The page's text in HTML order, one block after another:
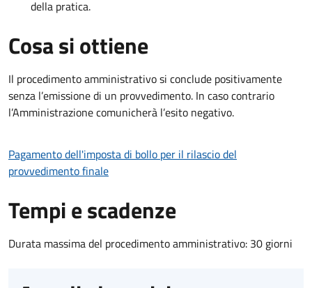
della pratica.
Cosa si ottiene
Il procedimento amministrativo si conclude positivamente
senza l’emissione di un provvedimento. In caso contrario
l’Amministrazione comunicherà l’esito negativo.
Pagamento dell'imposta di bollo per il rilascio del
provvedimento finale
Tempi e scadenze
Durata massima del procedimento amministrativo: 30 giorni